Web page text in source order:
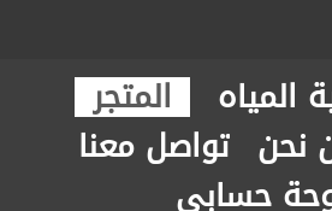
المياه
المتجر
نحن تواصل معنا
حسابي